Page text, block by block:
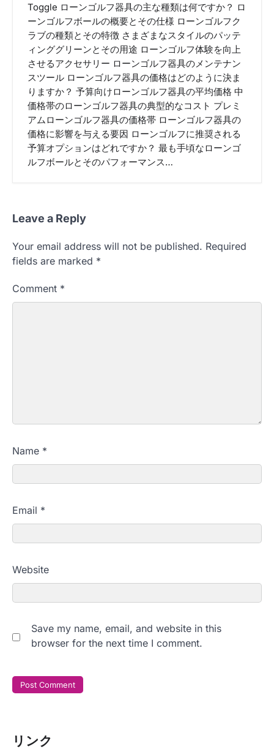
Toggle ローンゴルフ器具の主な種類は何ですか？ ロ
ーンゴルフボールの概要とその仕様 ローンゴルフク
ラブの種類とその特徴 さまざまなスタイルのパッテ
ィンググリーンとその用途 ローンゴルフ体験を向上
させるアクセサリー ローンゴルフ器具のメンテナン
スツール ローンゴルフ器具の価格はどのように決ま
りますか？ 予算向けローンゴルフ器具の平均価格 中
価格帯のローンゴルフ器具の典型的なコスト プレミ
アムローンゴルフ器具の価格帯 ローンゴルフ器具の
価格に影響を与える要因 ローンゴルフに推奨される
予算オプションはどれですか？ 最も手頃なローンゴ
ルフボールとそのパフォーマンス…
Leave a Reply
Your email address will not be published. Required
fields are marked *
Comment *
Name *
Email *
Website
Save my name, email, and website in this
browser for the next time I comment.
リンク